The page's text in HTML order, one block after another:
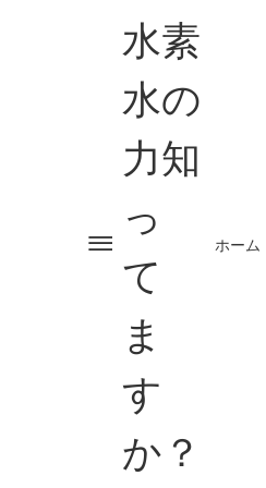
水素
水の
力知
っ
て
ま
す
か？
ホーム